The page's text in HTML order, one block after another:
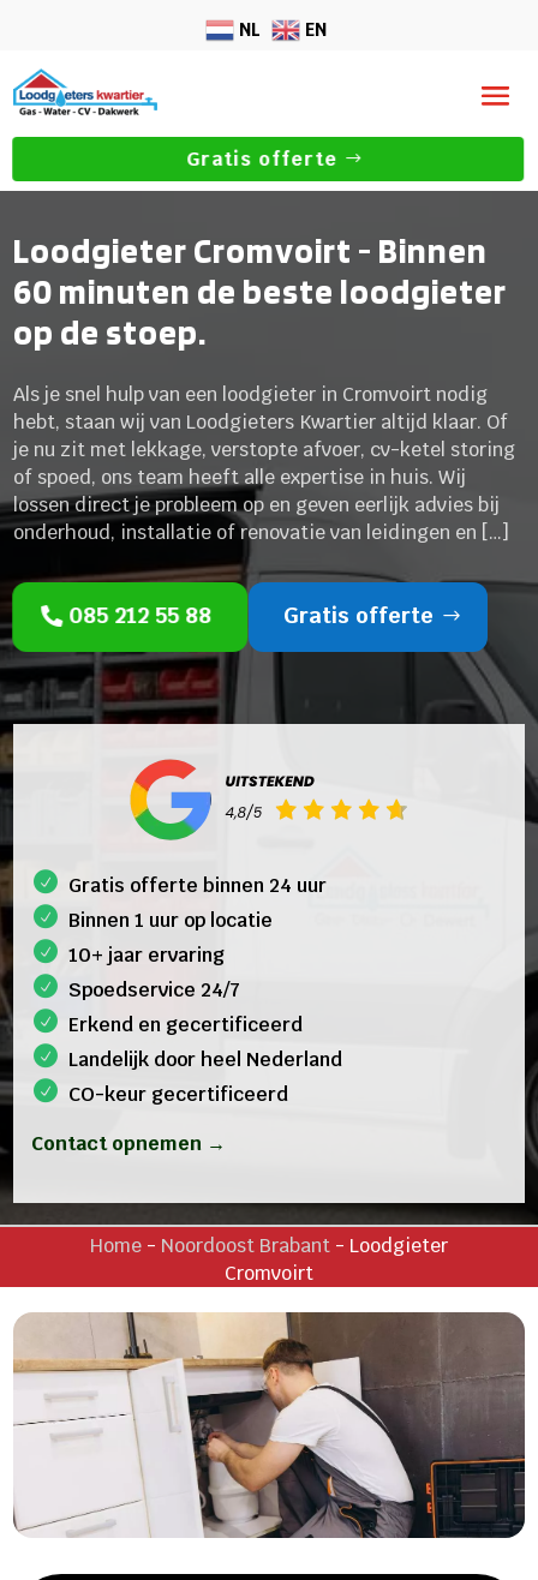
NL EN
Gratis offerte
Loodgieter Cromvoirt - Binnen
60 minuten de beste loodgieter
op de stoep.
Als je snel hulp van een loodgieter in Cromvoirt nodig
hebt, staan wij van Loodgieters Kwartier altijd klaar. Of
je nu zit met lekkage, verstopte afvoer, cv-ketel storing
of spoed, ons team heeft alle expertise in huis. Wij
lossen direct je probleem op en geven eerlijk advies bij
onderhoud, installatie of renovatie van leidingen en […]
085 212 55 88 Gratis offerte
Gratis offerte binnen 24 uur
Binnen 1 uur op locatie
10+ jaar ervaring
Spoedservice 24/7
Erkend en gecertificeerd
Landelijk door heel Nederland
CO-keur gecertificeerd
Contact opnemen →
Home- Noordoost Brabant- Loodgieter
Cromvoirt